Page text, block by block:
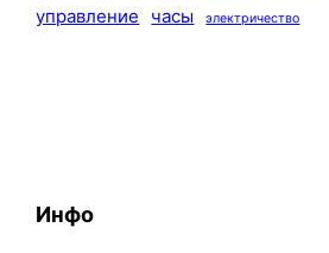
управление часы электричество
Инфо